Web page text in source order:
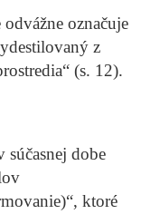
označuje
z
(s. 12).
súčasnej dobe
ktoré